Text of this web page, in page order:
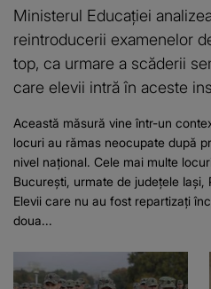
Ministerul Educației
reintroducerii examenelor
top, ca urmare a scăderii
care elevii intră în aceste
Această măsură vine într-un
locuri au rămas neocupate după
nivel național. Cele mai multe
București, urmate de județele Iași,
Elevii care nu au fost repartizați
doua...